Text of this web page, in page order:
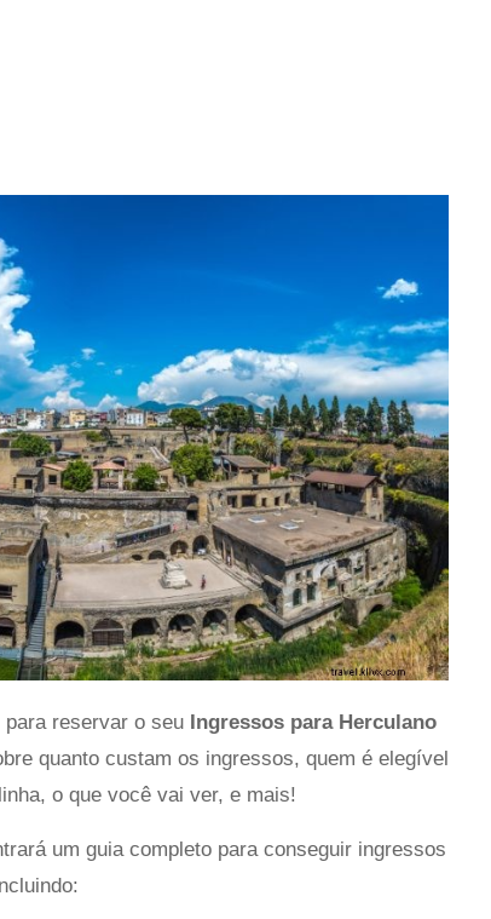
reservar o seu Ingressos para Herculano
quanto custam os ingressos, quem é elegível
o que você vai ver, e mais!
um guia completo para conseguir ingressos